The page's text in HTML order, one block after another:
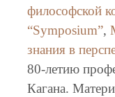
философской
“Symposium”,
знания в
80-летию
Кагана.